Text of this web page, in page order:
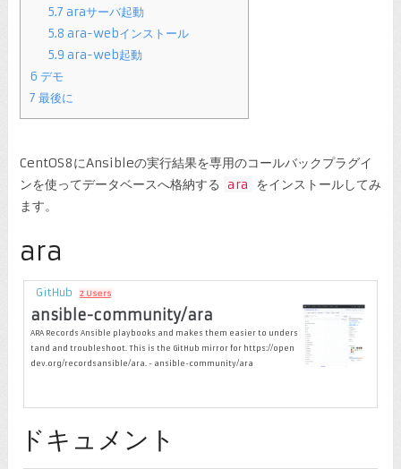
5.7 araサーバ起動
5.8 ara-webインストール
5.9 ara-web起動
6 デモ
7 最後に
CentOS8にAnsibleの実行結果を専用のコールバックプラグイ
ンを使ってデータベースへ格納する ara
をインストールしてみ
ます。
ara
GitHub 2 Users
ansible-community/ara
ARA Records Ansible playbooks and makes them easier to unders
tand and troubleshoot. This is the GitHub mirror for https://open
dev.org/recordsansible/ara. - ansible-community/ara
ドキュメント